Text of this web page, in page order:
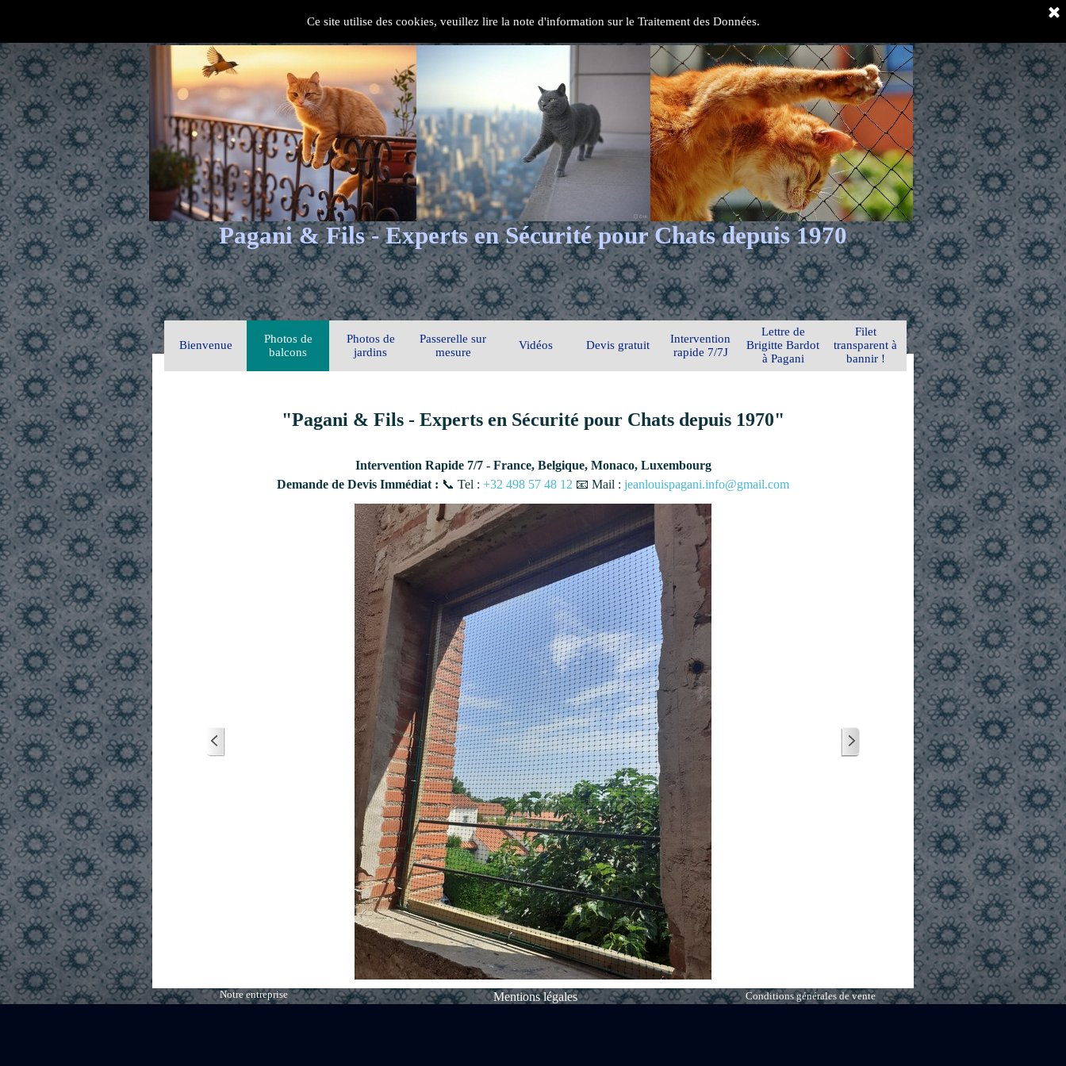
Ce site utilise des cookies, veuillez lire la note d'information sur le Traitement des Données.
Pagani & Fils - Experts en Sécurité pour Chats depuis 1970
Bienvenue
Photos de
balcons
Photos de
jardins
Passerelle sur
mesure
Vidéos Devis gratuit
Intervention
rapide 7/7J
Lettre de
Brigitte Bardot
à Pagani
Filet
transparent à
bannir !
"Pagani & Fils - Experts en Sécurité pour Chats depuis 1970"
Intervention Rapide 7/7 - France, Belgique, Monaco, Luxembourg
Demande de Devis Immédiat : 📞 Tel : +32 498 57 48 12 📧 Mail : jeanlouispagani.info@gmail.com
Notre entreprise Mentions légales Conditions générales de vente